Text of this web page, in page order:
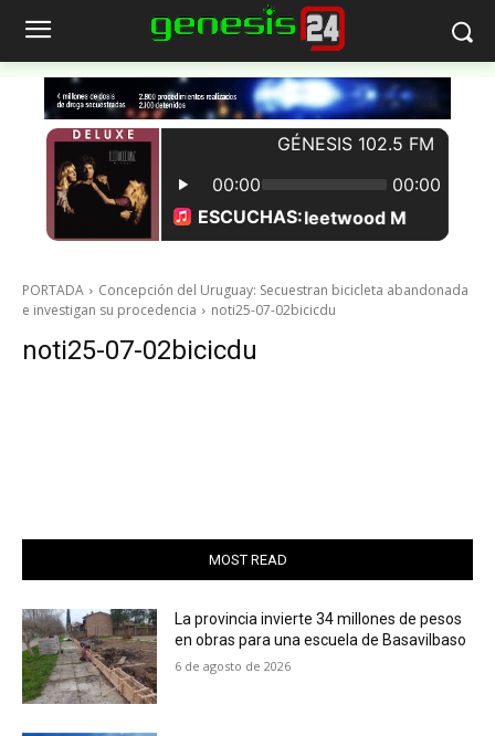
PORTADA
Concepción del Uruguay: Secuestran bicicleta abandonada
e investigan su procedencia
noti25-07-02bicicdu
noti25-07-02bicicdu
MOST READ
La provincia invierte 34 millones de pesos
en obras para una escuela de Basavilbaso
6 de agosto de 2026